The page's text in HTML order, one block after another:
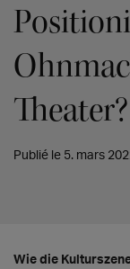
Theater?
Publié le 5. mars
Wie die